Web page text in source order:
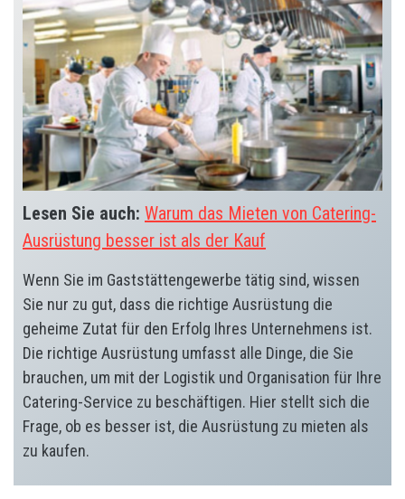
Lesen Sie auch: Warum das Mieten von Catering-
Ausrüstung besser ist als der Kauf
Wenn Sie im Gaststättengewerbe tätig sind, wissen
Sie nur zu gut, dass die richtige Ausrüstung die
geheime Zutat für den Erfolg Ihres Unternehmens ist.
Die richtige Ausrüstung umfasst alle Dinge, die Sie
brauchen, um mit der Logistik und Organisation für Ihre
Catering-Service zu beschäftigen. Hier stellt sich die
Frage, ob es besser ist, die Ausrüstung zu mieten als
zu kaufen.